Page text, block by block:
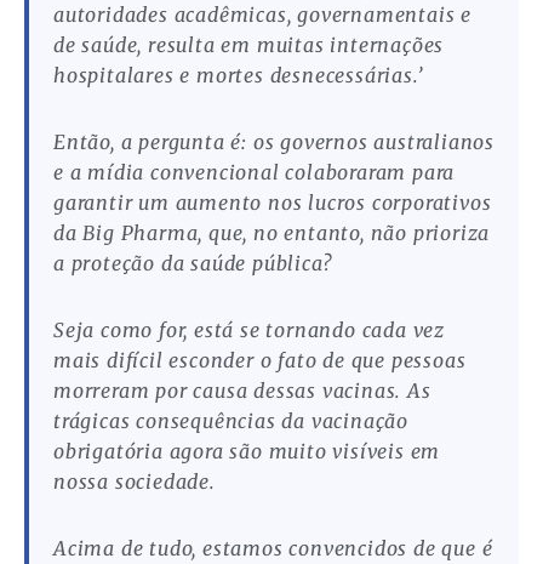
autoridades acadêmicas, governamentais e
de saúde, resulta em muitas internações
hospitalares e mortes desnecessárias.’
Então, a pergunta é: os governos australianos
e a mídia convencional colaboraram para
garantir um aumento nos lucros corporativos
da Big Pharma, que, no entanto, não prioriza
a proteção da saúde pública?
Seja como for, está se tornando cada vez
mais difícil esconder o fato de que pessoas
morreram por causa dessas vacinas. As
trágicas consequências da vacinação
obrigatória agora são muito visíveis em
nossa sociedade.
Acima de tudo, estamos convencidos de que é